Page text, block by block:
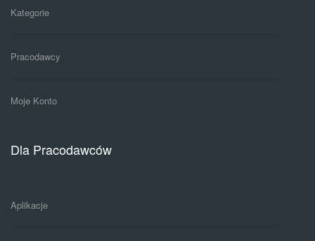
Kategorie
Pracodawcy
Moje Konto
Dla Pracodawców
Aplikacje